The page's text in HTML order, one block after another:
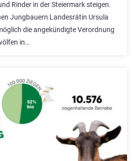
Rinder in der Steiermark steigen.
Jungbauern Landesrätin Ursula
die angekündigte Verordnung
in…